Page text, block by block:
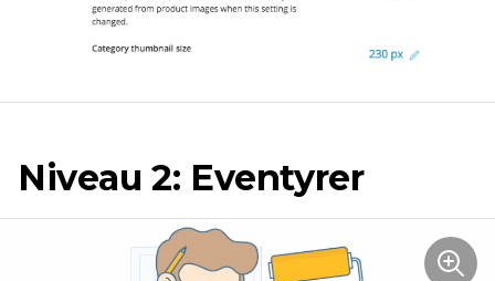
Niveau 2: Eventyrer